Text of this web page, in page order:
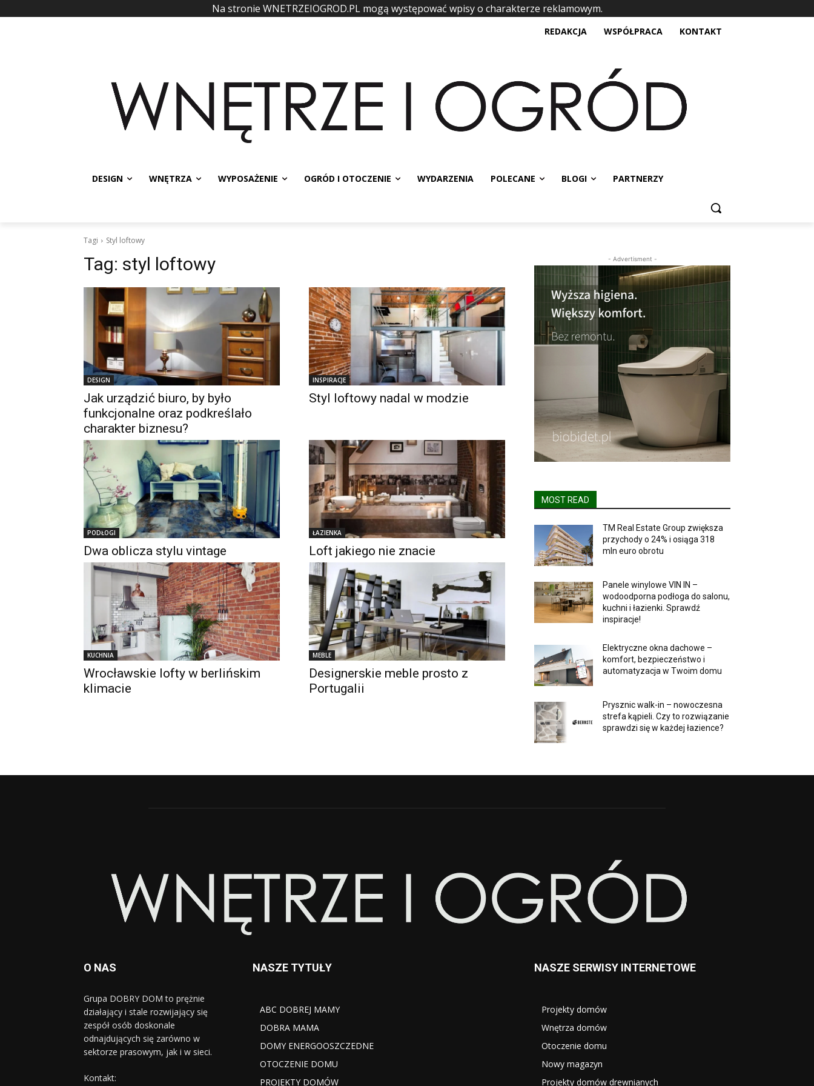
Na stronie WNETRZEIOGROD.PL mogą występować wpisy o charakterze reklamowym.
REDAKCJA WSPÓŁPRACA KONTAKT
DESIGN WNĘTRZA WYPOSAŻENIE OGRÓD I OTOCZENIE WYDARZENIA POLECANE BLOGI PARTNERZY
Tagi Styl loftowy
Tag: styl loftowy
DESIGN
Jak urządzić biuro, by było
funkcjonalne oraz podkreślało
charakter biznesu?
INSPIRACJE
Styl loftowy nadal w modzie
PODŁOGI
Dwa oblicza stylu vintage
ŁAZIENKA
Loft jakiego nie znacie
KUCHNIA
Wrocławskie lofty w berlińskim
klimacie
MEBLE
Designerskie meble prosto z
Portugalii
- Advertisment -
MOST READ
TM Real Estate Group zwiększa
przychody o 24% i osiąga 318
mln euro obrotu
Panele winylowe VIN IN –
wodoodporna podłoga do salonu,
kuchni i łazienki. Sprawdź
inspiracje!
Elektryczne okna dachowe –
komfort, bezpieczeństwo i
automatyzacja w Twoim domu
Prysznic walk-in – nowoczesna
strefa kąpieli. Czy to rozwiązanie
sprawdzi się w każdej łazience?
O NAS
Grupa DOBRY DOM to prężnie
działający i stale rozwijający się
zespół osób doskonale
odnajdujących się zarówno w
sektorze prasowym, jak i w sieci.
Kontakt:
NASZE TYTUŁY
ABC DOBREJ MAMY
DOBRA MAMA
DOMY ENERGOOSZCZEDNE
OTOCZENIE DOMU
PROJEKTY DOMÓW
NASZE SERWISY INTERNETOWE
Projekty domów
Wnętrza domów
Otoczenie domu
Nowy magazyn
Projekty domów drewnianych